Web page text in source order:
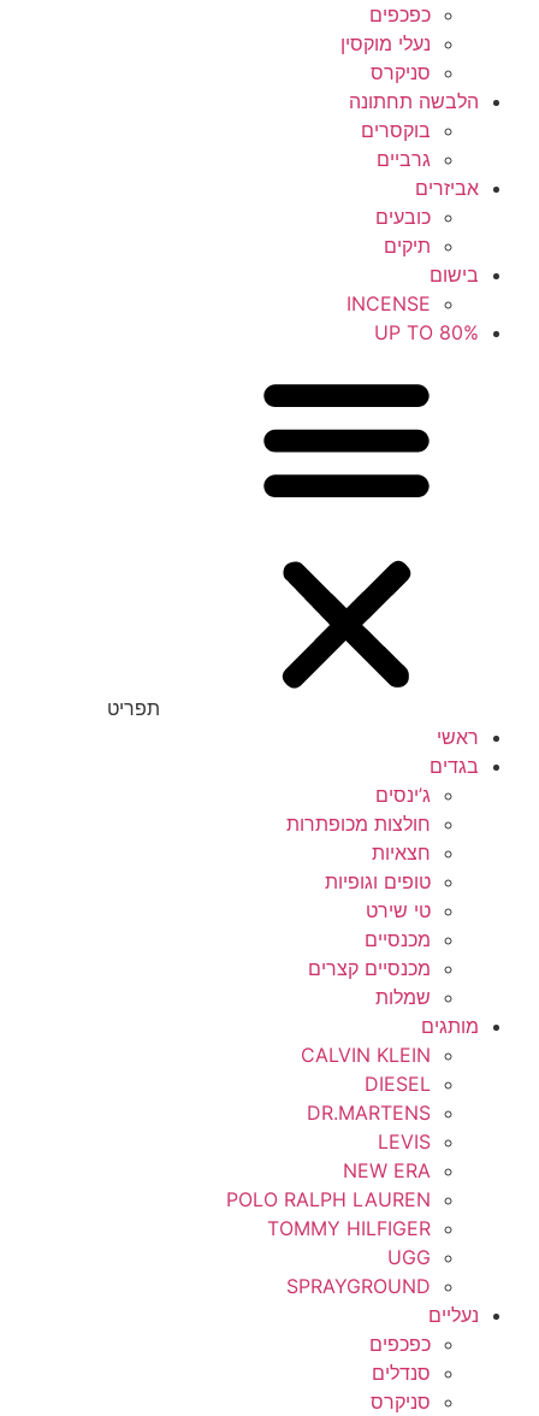
כפכפים
נעלי מוקסין
סניקרס
הלבשה תחתונה
בוקסרים
גרביים
אביזרים
כובעים
תיקים
בישום
INCENSE
UP TO 80%
תפריט
ראשי
בגדים
ג’ינסים
חולצות מכופתרות
חצאיות
טופים וגופיות
טי שירט
מכנסיים
מכנסיים קצרים
שמלות
מותגים
CALVIN KLEIN
DIESEL
DR.MARTENS
LEVIS
NEW ERA
POLO RALPH LAUREN
TOMMY HILFIGER
UGG
SPRAYGROUND
נעליים
כפכפים
סנדלים
סניקרס